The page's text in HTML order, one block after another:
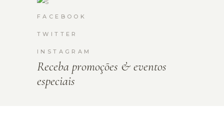
FACEBOOK
TWITTER
INSTAGRAM
Receba promoções & eventos
especiais